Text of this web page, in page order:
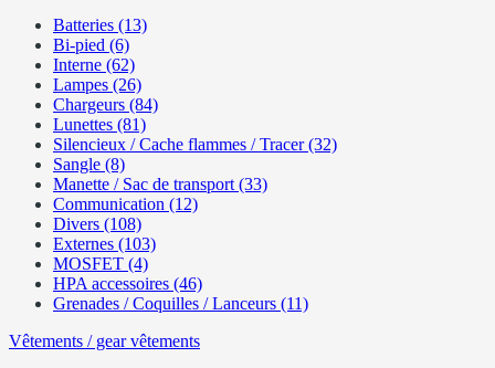
Batteries (13)
Bi-pied (6)
Interne (62)
Lampes (26)
Chargeurs (84)
Lunettes (81)
Silencieux / Cache flammes / Tracer (32)
Sangle (8)
Manette / Sac de transport (33)
Communication (12)
Divers (108)
Externes (103)
MOSFET (4)
HPA accessoires (46)
Grenades / Coquilles / Lanceurs (11)
Vêtements / gear vêtements